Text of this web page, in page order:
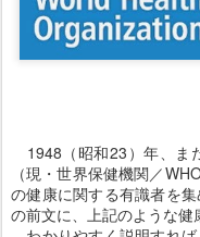
1948（昭和23）年、ま
（現・世界保健機関／
の健康に関する有識者を
の前文に、上記のような健